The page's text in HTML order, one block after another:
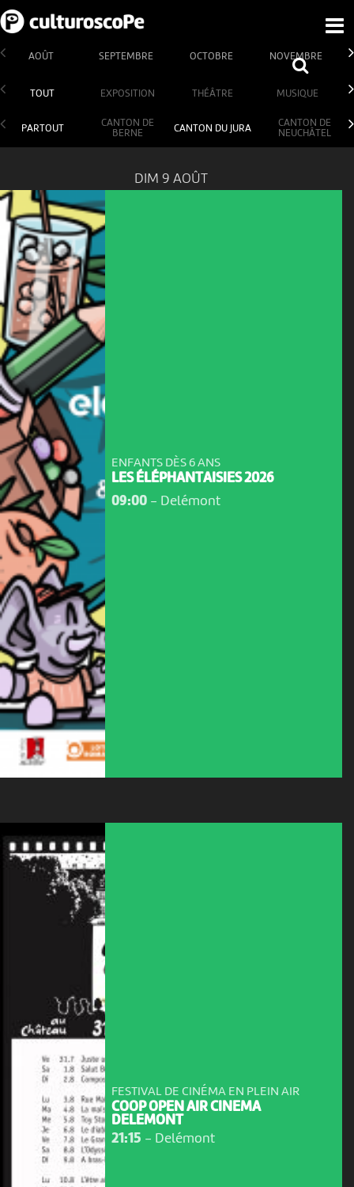
AOÛT SEPTEMBRE OCTOBRE NOVEMBRE
TOUT EXPOSITION THÉÂTRE MUSIQUE
PARTOUT
CANTON DE
BERNE
CANTON DU JURA
CANTON DE
NEUCHÂTEL
DIM 9 AOÛT
ENFANTS DÈS 6 ANS
LES ÉLÉPHANTAISIES 2026
09:00- Delémont
FESTIVAL DE CINÉMA EN PLEIN AIR
COOP OPEN AIR CINEMA
DELEMONT
21:15 - Delémont